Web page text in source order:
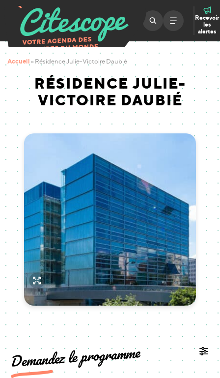
Recevoir
les
alertes
Accueil » Résidence Julie-Victoire Daubié
RÉSIDENCE JULIE-
VICTOIRE DAUBIÉ
Demandez le programme